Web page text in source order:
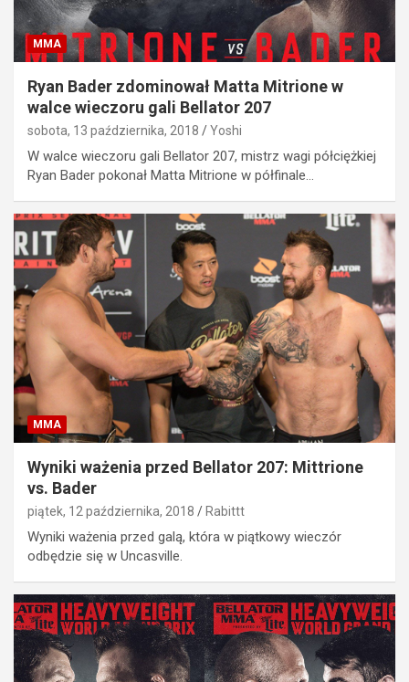
MMA
Ryan Bader zdominował Matta Mitrione w
walce wieczoru gali Bellator 207
sobota, 13 października, 2018 Yoshi
W walce wieczoru gali Bellator 207, mistrz wagi półciężkiej
Ryan Bader pokonał Matta Mitrione w półfinale…
MMA
Wyniki ważenia przed Bellator 207: Mittrione
vs. Bader
piątek, 12 października, 2018 Rabittt
Wyniki ważenia przed galą, która w piątkowy wieczór
odbędzie się w Uncasville.